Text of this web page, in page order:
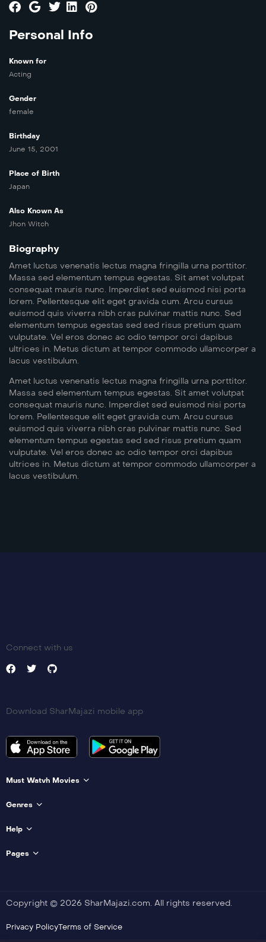
Personal Info
Known for
Acting
Gender
female
Birthday
June 15, 2001
Place of Birth
Japan
Also Known As
Jhon Witch
Biography
Amet luctus venenatis lectus magna fringilla urna porttitor.
Massa sed elementum tempus egestas. Sit amet volutpat
consequat mauris nunc. Imperdiet sed euismod nisi porta
lorem. Pellentesque elit eget gravida cum. Arcu cursus
euismod quis viverra nibh cras pulvinar mattis nunc. Sed
elementum tempus egestas sed sed risus pretium quam
vulputate. Vel eros donec ac odio tempor orci dapibus
ultrices in. Metus dictum at tempor commodo ullamcorper a
lacus vestibulum.
Amet luctus venenatis lectus magna fringilla urna porttitor.
Massa sed elementum tempus egestas. Sit amet volutpat
consequat mauris nunc. Imperdiet sed euismod nisi porta
lorem. Pellentesque elit eget gravida cum. Arcu cursus
euismod quis viverra nibh cras pulvinar mattis nunc. Sed
elementum tempus egestas sed sed risus pretium quam
vulputate. Vel eros donec ac odio tempor orci dapibus
ultrices in. Metus dictum at tempor commodo ullamcorper a
lacus vestibulum.
Connect with us
Download SharMajazi mobile app
Must Watvh Movies
Genres
Help
Pages
Copyright © 2026 SharMajazi.com. All rights reserved.
Privacy PolicyTerms of Service